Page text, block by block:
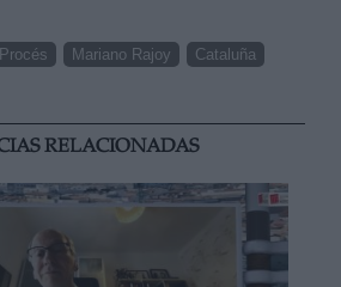
Procés Mariano Rajoy
Cataluña
RELACIONADAS